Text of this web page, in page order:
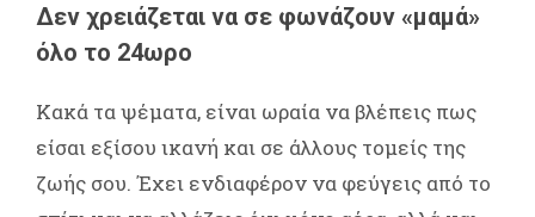
Δεν χρειάζεται να σε φωνάζουν «μαμά»
όλο το 24ωρο
Κακά τα ψέματα, είναι ωραία να βλέπεις πως
είσαι εξίσου ικανή και σε άλλους τομείς της
ζωής σου. Έχει ενδιαφέρον να φεύγεις από το